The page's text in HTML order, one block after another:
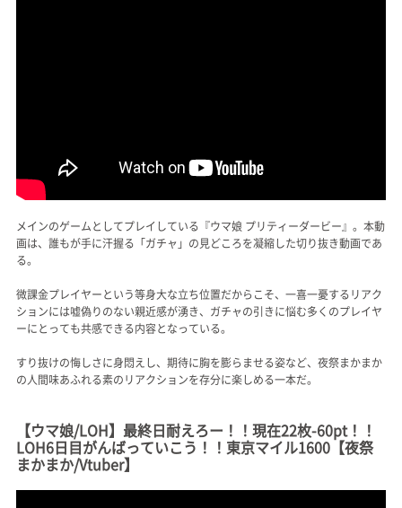
メインのゲームとしてプレイしている『ウマ娘 プリティーダービー』。本動
画は、誰もが手に汗握る「ガチャ」の見どころを凝縮した切り抜き動画であ
る。
微課金プレイヤーという等身大な立ち位置だからこそ、一喜一憂するリアク
ションには嘘偽りのない親近感が湧き、ガチャの引きに悩む多くのプレイヤ
ーにとっても共感できる内容となっている。
すり抜けの悔しさに身悶えし、期待に胸を膨らませる姿など、夜祭まかまか
の人間味あふれる素のリアクションを存分に楽しめる一本だ。
【ウマ娘/LOH】最終日耐えろー！！現在22枚-60pt！！
LOH6日目がんばっていこう！！東京マイル1600【夜祭
まかまか/Vtuber】